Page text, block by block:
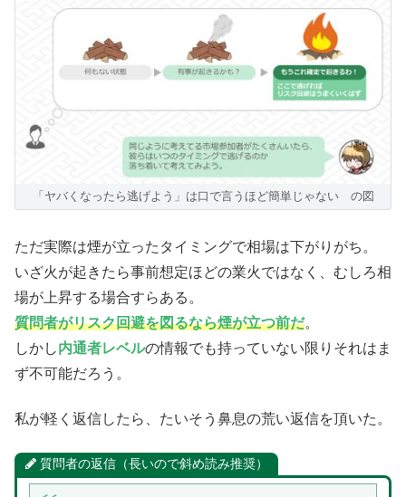
「ヤバくなったら逃げよう」は口で言うほど簡単じゃない の図
ただ実際は煙が立ったタイミングで相場は下がりがち。
いざ火が起きたら事前想定ほどの業火ではなく、むしろ相
場が上昇する場合すらある。
質問者がリスク回避を図るなら煙が立つ前だ。
しかし内通者レベルの情報でも持っていない限りそれはま
ず不可能だろう。
私が軽く返信したら、たいそう鼻息の荒い返信を頂いた。
質問者の返信（長いので斜め読み推奨）